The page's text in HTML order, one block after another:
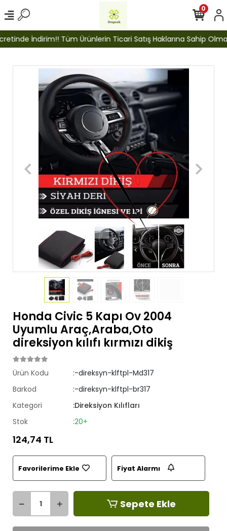
İndirim!! Tüm Ürünlerin Ticari Satış Haklarına Sahip
0
Honda Civic 5 Kapı Ov 2004
Uyumlu Araç,Araba,Oto
direksiyon kılıfı kırmızı dikiş
Ürün Kodu
:-direksyn-klftpl-Md317
Barkod
:-direksyn-klftpl-br317
Kategori
:Direksiyon Kılıfları
Stok
:20+
124,74 TL
Favorilerime Ekle Fiyat Alarmı
Sepete Ekle